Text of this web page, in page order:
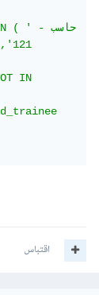
اقتباس